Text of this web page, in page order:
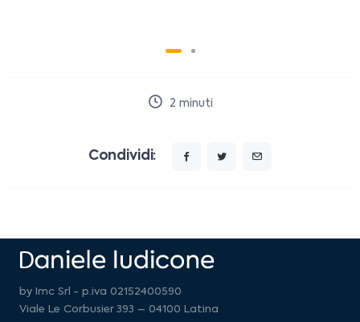
2 minuti
Condividi:
by Imc Srl - p.iva 02152400590
Viale Le Corbusier 393 – 04100 Latina